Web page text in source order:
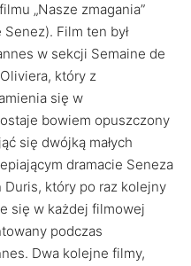
„Nasze zmagania”
Senez). Film ten był
w sekcji Semaine de
który z
się w
bowiem opuszczony
się dwójką małych
dramacie Seneza
który po raz kolejny
się w każdej filmowej
podczas
Dwa kolejne filmy,